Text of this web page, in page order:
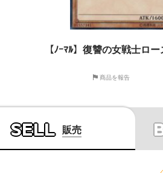
【ﾉｰﾏﾙ】復讐の女戦士ロ
商品を報告
SELL 販売